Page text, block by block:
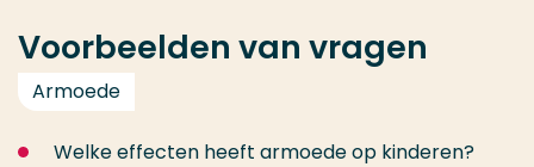
Voorbeelden van vragen
Armoede
Welke effecten heeft armoede op kinderen?